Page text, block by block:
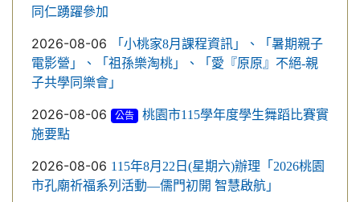
同仁踴躍參加
2026-08-06
「小桃家8月課程資訊」、「暑期親子
電影營」、「祖孫樂淘桃」、「愛『原原』不絕-親
子共學同樂會」
2026-08-06 公告
桃園市115學年度學生舞蹈比賽實
施要點
2026-08-06 115年8月22日(星期六)辦理「2026桃園
市孔廟祈福系列活動—儒門初開 智慧啟航」